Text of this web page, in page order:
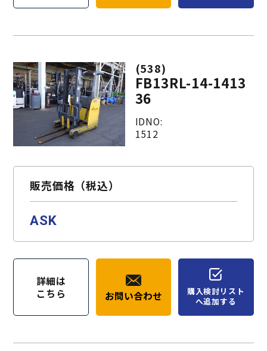
(538)
FB13RL-14-1413
36
IDNO:
1512
販売価格（税込）
ASK
詳細は
こちら
お問い合わせ
購入検討リスト
へ追加する